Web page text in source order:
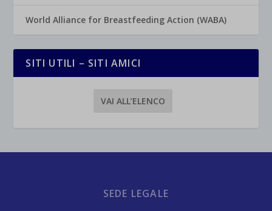
World Alliance for Breastfeeding Action (WABA)
SITI UTILI – SITI AMICI
VAI ALL’ELENCO
SEDE LEGALE